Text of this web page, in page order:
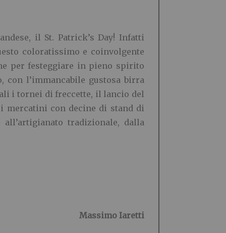
il St. Patrick’s Day! Infatti
coloratissimo e coinvolgente
per festeggiare in pieno spirito
l’immancabile gustosa birra
i tornei di freccette, il lancio del
con decine di stand di
tradizionale, dalla
Massimo Iaretti